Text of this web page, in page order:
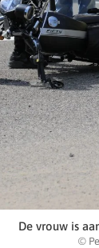
De vrouw is
©